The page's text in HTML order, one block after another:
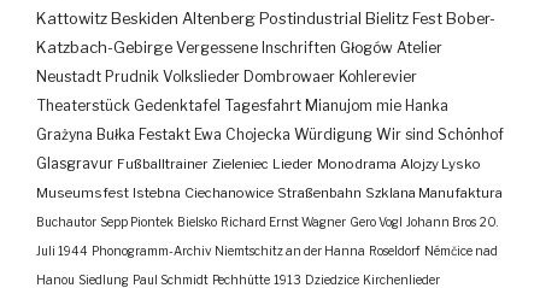
Kattowitz Beskiden Altenberg Postindustrial Bielitz Fest Bober-
Katzbach-Gebirge Vergessene Inschriften Głogów Atelier
Neustadt Prudnik Volkslieder Dombrowaer Kohlerevier
Theaterstück Gedenktafel Tagesfahrt Mianujom mie Hanka
Grażyna Bułka Festakt Ewa Chojecka Würdigung Wir sind Schönhof
Glasgravur Fußballtrainer Zieleniec Lieder Monodrama Alojzy Lysko
Museumsfest Istebna Ciechanowice Straßenbahn Szklana Manufaktura
Buchautor Sepp Piontek Bielsko Richard Ernst Wagner Gero Vogl Johann Bros 20.
Juli 1944 Phonogramm-Archiv Niemtschitz an der Hanna Roseldorf Némčice nad
Hanou Siedlung Paul Schmidt Pechhütte 1913 Dziedzice Kirchenlieder